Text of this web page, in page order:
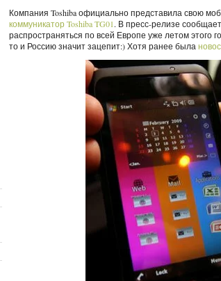
Компания Toshiba официально представила свою
коммуникатор Toshiba TG01. В пресс-релизе
распространяться по всей Европе уже летом этого
то и Россию значит зацепит:) Хотя ранее была